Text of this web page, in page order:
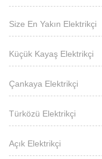
Size En Yakın Elektrikçi
Küçük Kayaş Elektrikçi
Çankaya Elektrikçi
Türközü Elektrikçi
Açık Elektrikçi